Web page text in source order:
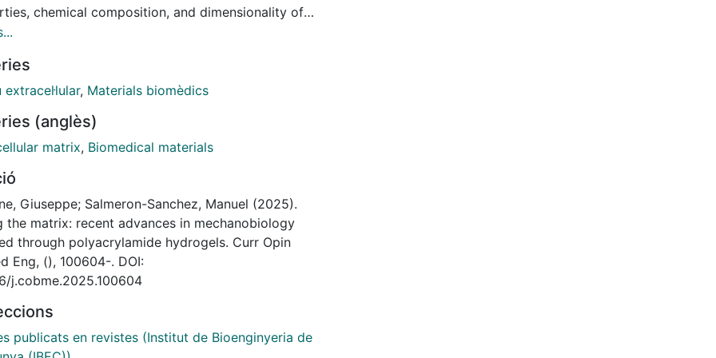
chemical composition, and dimensionality of
matrix (ECM) in in vitro mechanobiology
transformed PAAm hydrogels from simple 2D
hydrogels to complex ECM-mimicking
stretching, DNA tension probes, viscoelasticity,
microfabrication of 3D systems. We focus on
using these platforms and give a perspective
future of PAAm hydrogels for mechanobiology
, Materials biomèdics
(anglès)
matrix, Biomedical materials
Giuseppe; Salmeron-Sanchez, Manuel (2025).
the matrix: recent advances in mechanobiology
through polyacrylamide hydrogels. Curr Opin
Eng, (), 100604-. DOI:
j.cobme.2025.100604
publicats en revistes (Institut de Bioenginyeria de